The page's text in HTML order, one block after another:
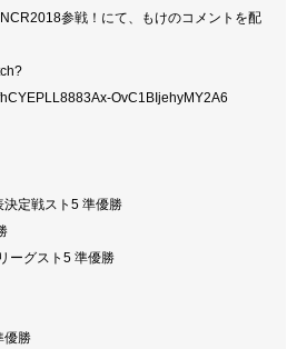
参戦！にて、もけのコメントを配
OvC1BIjehyMY2A6
定戦スト5 準優勝
ーグスト5 準優勝
優勝